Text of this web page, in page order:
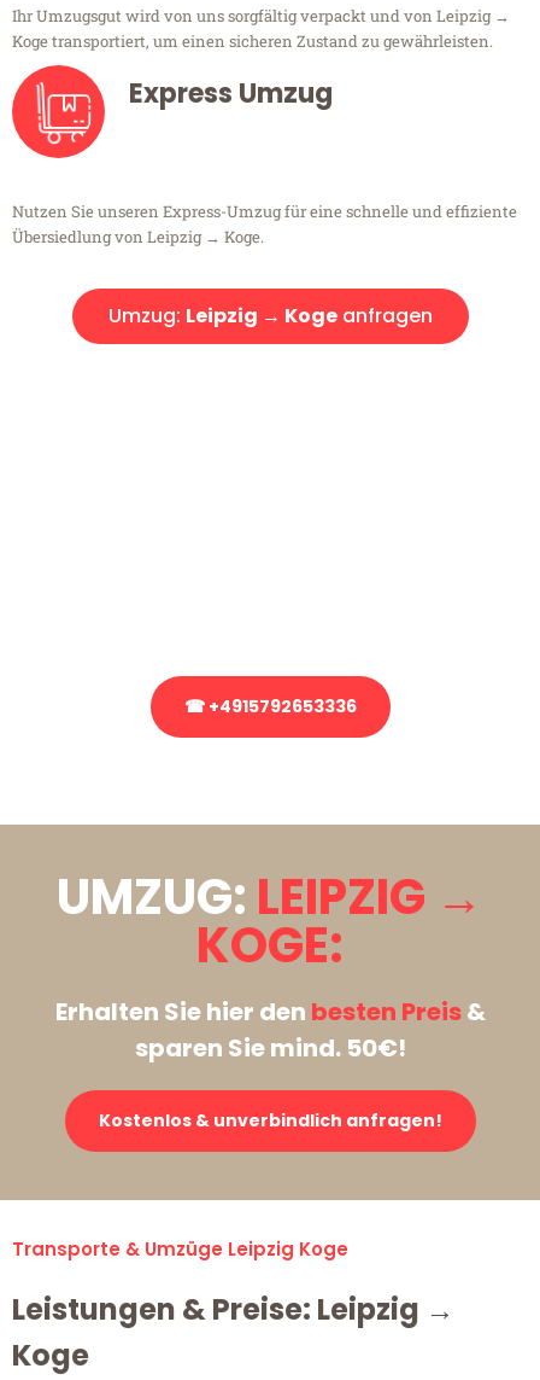
Ihr Umzugsgut wird von uns sorgfältig verpackt und von Leipzig →
Koge transportiert, um einen sicheren Zustand zu gewährleisten.
Express Umzug
Nutzen Sie unseren Express-Umzug für eine schnelle und effiziente
Übersiedlung von Leipzig → Koge.
Umzug: Leipzig → Kogeanfragen
☎ +4915792653336
UMZUG: LEIPZIG →
KOGE:
Erhalten Sie hier den besten Preis&
sparen Sie mind. 50€!
Kostenlos & unverbindlich anfragen!
Transporte & Umzüge Leipzig Koge
Leistungen & Preise: Leipzig →
Koge